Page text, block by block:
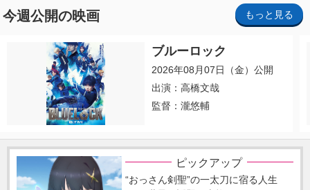
今週公開の映画 もっと見る
ブルーロック
2026年08月07日（金）公開
出演：高橋文哉
監督：瀧悠輔
ピックアップ
“おっさん剣聖”の一太刀に宿る人生